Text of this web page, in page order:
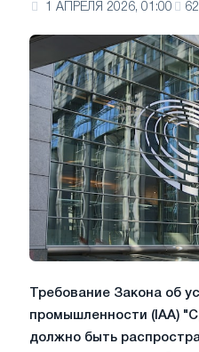
1 АПРЕЛЯ 2026, 01:00 62
Требование Закона об
промышленности (IAA)
должно быть